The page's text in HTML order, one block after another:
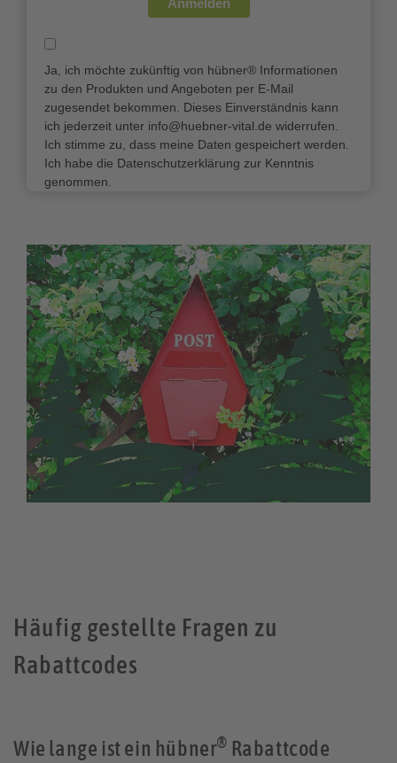
Anmelden
Ja, ich möchte zukünftig von hübner® Informationen
zu den Produkten und Angeboten per E-Mail
zugesendet bekommen. Dieses Einverständnis kann
ich jederzeit unter info@huebner-vital.de widerrufen.
Ich stimme zu, dass meine Daten gespeichert werden.
Ich habe die Datenschutzerklärung zur Kenntnis
genommen.
Häufig gestellte Fragen zu
Rabattcodes
Wie lange ist ein hübner® Rabattcode